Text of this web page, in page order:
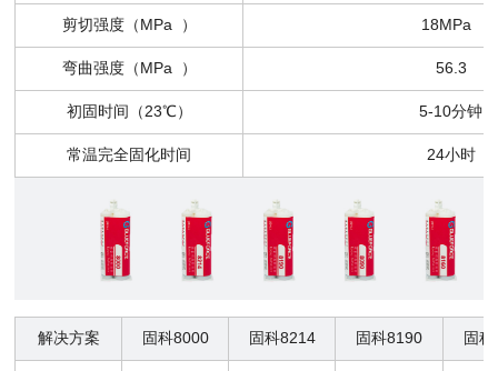
剪切强度（MPa ） 18MPa
弯曲强度（MPa ） 56.3
初固时间（23℃） 5-10分钟
常温完全固化时间 24小时
解决方案 固科8000 固科8214 固科8190 固